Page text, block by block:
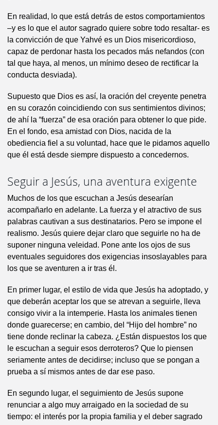
En realidad, lo que está detrás de estos comportamientos
–y es lo que el autor sagrado quiere sobre todo resaltar- es
la convicción de que Yahvé es un Dios misericordioso,
capaz de perdonar hasta los pecados más nefandos (con
tal que haya, al menos, un mínimo deseo de rectificar la
conducta desviada).
Supuesto que Dios es así, la oración del creyente penetra
en su corazón coincidiendo con sus sentimientos divinos;
de ahí la “fuerza” de esa oración para obtener lo que pide.
En el fondo, esa amistad con Dios, nacida de la
obediencia fiel a su voluntad, hace que le pidamos aquello
que él está desde siempre dispuesto a concedernos.
Seguir a Jesús, una aventura exigente
Muchos de los que escuchan a Jesús desearían
acompañarlo en adelante. La fuerza y el atractivo de sus
palabras cautivan a sus destinatarios. Pero se impone el
realismo. Jesús quiere dejar claro que seguirle no ha de
suponer ninguna veleidad. Pone ante los ojos de sus
eventuales seguidores dos exigencias insoslayables para
los que se aventuren a ir tras él.
En primer lugar, el estilo de vida que Jesús ha adoptado, y
que deberán aceptar los que se atrevan a seguirle, lleva
consigo vivir a la intemperie. Hasta los animales tienen
donde guarecerse; en cambio, del “Hijo del hombre” no
tiene donde reclinar la cabeza. ¿Están dispuestos los que
le escuchan a seguir esos derroteros? Que lo piensen
seriamente antes de decidirse; incluso que se pongan a
prueba a sí mismos antes de dar ese paso.
En segundo lugar, el seguimiento de Jesús supone
renunciar a algo muy arraigado en la sociedad de su
tiempo: el interés por la propia familia y el deber sagrado